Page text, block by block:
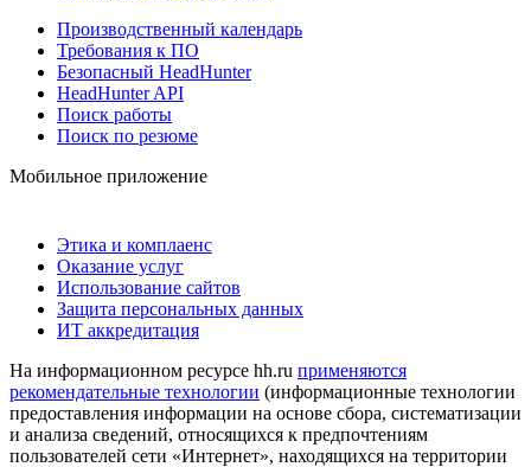
Производственный календарь
Требования к ПО
Безопасный HeadHunter
HeadHunter API
Поиск работы
Поиск по резюме
Мобильное приложение
Этика и комплаенс
Оказание услуг
Использование сайтов
Защита персональных данных
ИТ аккредитация
На информационном ресурсе hh.ru применяются
рекомендательные технологии (информационные технологии
предоставления информации на основе сбора, систематизации
и анализа сведений, относящихся к предпочтениям
пользователей сети «Интернет», находящихся на территории